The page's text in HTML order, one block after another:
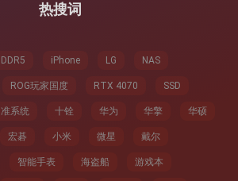
热搜词
DDR5 iPhone LG NAS
ROG玩家国度 RTX 4070 SSD
准系统 十铨 华为 华擎 华硕
宏碁 小米 微星 戴尔
智能手表 海盗船 游戏本